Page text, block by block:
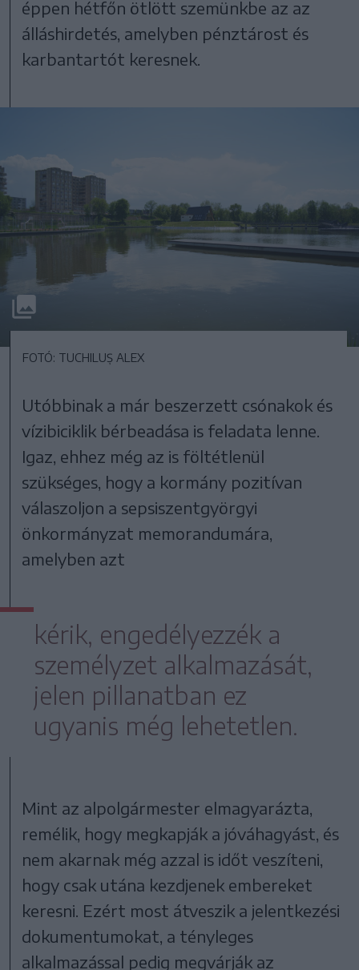
éppen hétfőn ötlött szemünkbe az az
álláshirdetés, amelyben pénztárost és
karbantartót keresnek.
FOTÓ: TUCHILUȘ ALEX
Utóbbinak a már beszerzett csónakok és
vízibiciklik bérbeadása is feladata lenne.
Igaz, ehhez még az is föltétlenül
szükséges, hogy a kormány pozitívan
válaszoljon a sepsiszentgyörgyi
önkormányzat memorandumára,
amelyben azt
kérik, engedélyezzék a
személyzet alkalmazását,
jelen pillanatban ez
ugyanis még lehetetlen.
Mint az alpolgármester elmagyarázta,
remélik, hogy megkapják a jóváhagyást, és
nem akarnak még azzal is időt veszíteni,
hogy csak utána kezdjenek embereket
keresni. Ezért most átveszik a jelentkezési
dokumentumokat, a tényleges
alkalmazással pedig megvárják az